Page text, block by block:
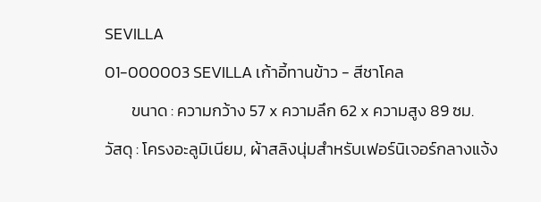
SEVILLA
01-000003 SEVILLA เก้าอี้ทานข้าว - สีชาโคล
ขนาด : ความกว้าง 57 x ความลึก 62 x ความสูง 89 ซม.
วัสดุ : โครงอะลูมิเนียม, ผ้าสลิงนุ่มสำหรับเฟอร์นิเจอร์กลางแจ้ง